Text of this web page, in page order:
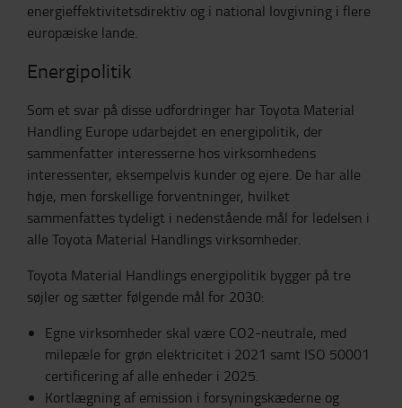
energieffektivitetsdirektiv og i national lovgivning i flere
europæiske lande.
Energipolitik
Som et svar på disse udfordringer har Toyota Material
Handling Europe udarbejdet en energipolitik, der
sammenfatter interesserne hos virksomhedens
interessenter, eksempelvis kunder og ejere. De har alle
høje, men forskellige forventninger, hvilket
sammenfattes tydeligt i nedenstående mål for ledelsen i
alle Toyota Material Handlings virksomheder.
Toyota Material Handlings energipolitik bygger på tre
søjler og sætter følgende mål for 2030:
Egne virksomheder skal være CO2-neutrale, med
milepæle for grøn elektricitet i 2021 samt ISO 50001
certificering af alle enheder i 2025.
Kortlægning af emission i forsyningskæderne og